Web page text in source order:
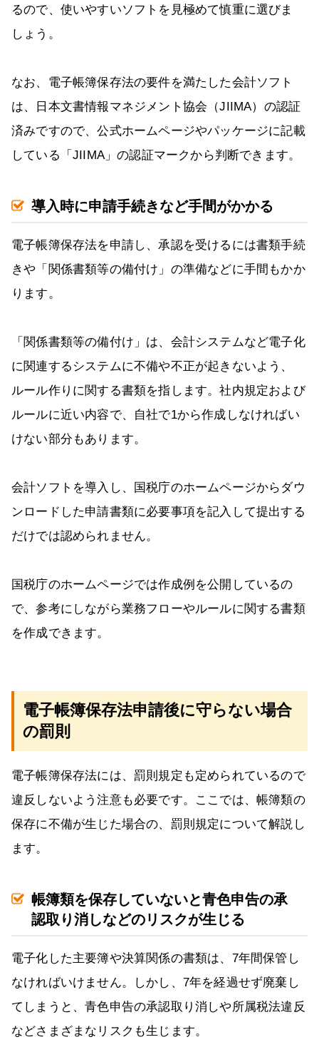
るので、使いやすいソフトを見極めて慎重に選びま
しょう。
なお、電子帳簿保存法の要件を満たした会計ソフト
は、日本文書情報マネジメント協会（JIIMA）の認証
済みですので、公式ホームページやパッケージに記載
している「JIIMA」の認証マークから判断できます。
導入時に申請手続きなど手間がかかる
電子帳簿保存法を申請し、承認を受けるには書類手続
きや「関係書類等の備付け」の準備などに手間もかか
ります。
「関係書類等の備付け」は、会計システムなど電子化
に関連するシステムに不備や不正が起きないよう、
ルール作りに関する書類を指します。社内規定および
ルールに近い内容で、自社で1から作成しなければい
けない部分もあります。
会計ソフトを導入し、国税庁のホームページからダウ
ンロードした申請書類に必要事項を記入して提出する
だけでは認められません。
国税庁のホームページでは作成例を公開しているの
で、参考にしながら業務フローやルールに関する書類
を作成できます。
電子帳簿保存法申請後に守らない場合
の罰則
電子帳簿保存法には、罰則規定も定められているので
違反しないよう注意も必要です。ここでは、帳簿類の
保存に不備が生じた場合の、罰則規定について解説し
ます。
帳簿類を保存していないと青色申告の承
認取り消しなどのリスクが生じる
電子化した主要簿や決算関係の書類は、7年間保管し
なければいけません。しかし、7年を経過せず廃棄し
てしまうと、青色申告の承認取り消しや所属税法違反
などさまざまなリスクも生じます。